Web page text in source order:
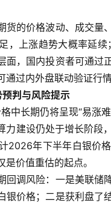
货的价格波动、成交
，上涨趋势大概率延
面，国内投资者可通
过内外盘联动验证行情
判与风险提示
中长期仍将呈现“易涨
力建设仍处于增长阶
2026年下半年白银价
价值重估的起点。
回调风险：一是美联
银价格；二是获利盘